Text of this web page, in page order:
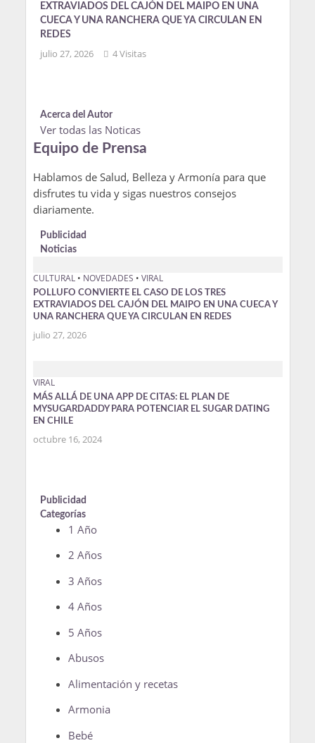
EXTRAVIADOS DEL CAJÓN DEL MAIPO EN UNA
CUECA Y UNA RANCHERA QUE YA CIRCULAN EN
REDES
julio 27, 2026 4 Visitas
Acerca del Autor
Ver todas las Noticas
Equipo de Prensa
Hablamos de Salud, Belleza y Armonía para que
disfrutes tu vida y sigas nuestros consejos
diariamente.
Publicidad
Noticias
CULTURAL • NOVEDADES • VIRAL
POLLUFO CONVIERTE EL CASO DE LOS TRES
EXTRAVIADOS DEL CAJÓN DEL MAIPO EN UNA CUECA Y
UNA RANCHERA QUE YA CIRCULAN EN REDES
julio 27, 2026
VIRAL
MÁS ALLÁ DE UNA APP DE CITAS: EL PLAN DE
MYSUGARDADDY PARA POTENCIAR EL SUGAR DATING
EN CHILE
octubre 16, 2024
Publicidad
Categorías
1 Año
2 Años
3 Años
4 Años
5 Años
Abusos
Alimentación y recetas
Armonia
Bebé